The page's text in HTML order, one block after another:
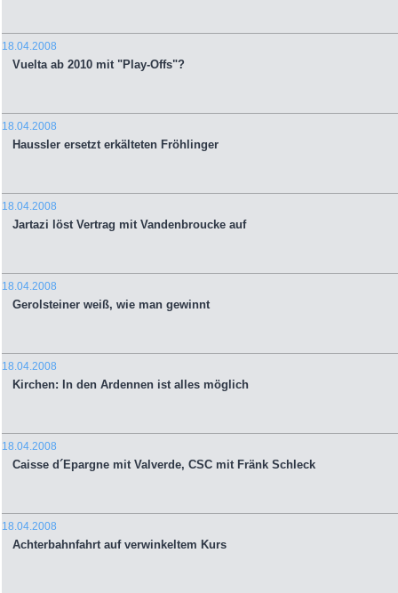
18.04.2008
Vuelta ab 2010 mit "Play-Offs"?
18.04.2008
Haussler ersetzt erkälteten Fröhlinger
18.04.2008
Jartazi löst Vertrag mit Vandenbroucke auf
18.04.2008
Gerolsteiner weiß, wie man gewinnt
18.04.2008
Kirchen: In den Ardennen ist alles möglich
18.04.2008
Caisse d´Epargne mit Valverde, CSC mit Fränk Schleck
18.04.2008
Achterbahnfahrt auf verwinkeltem Kurs